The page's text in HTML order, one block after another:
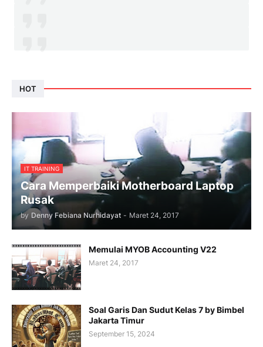
HOT
IT TRAINING
Cara Memperbaiki Motherboard Laptop
Rusak
by Denny Febiana Nurhidayat - Maret 24, 2017
Memulai MYOB Accounting V22
Maret 24, 2017
Soal Garis Dan Sudut Kelas 7 by Bimbel
Jakarta Timur
September 15, 2024